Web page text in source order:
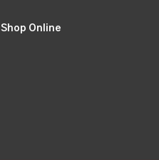
Shop Online